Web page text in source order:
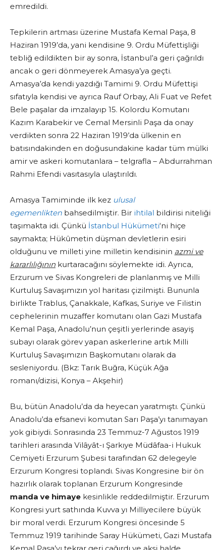
emredildi.
Tepkilerin artması üzerine Mustafa Kemal Paşa, 8
Haziran 1919’da, yani kendisine 9. Ordu Müfettişliği
tebliğ edildikten bir ay sonra, İstanbul’a geri çağrıldı
ancak o geri dönmeyerek Amasya’ya geçti.
Amasya’da kendi yazdığı Tamimi 9. Ordu Müfettişi
sıfatıyla kendisi ve ayrıca Rauf Orbay, Ali Fuat ve Refet
Bele paşalar da imzalayıp 15. Kolordu Komutanı
Kazım Karabekir ve Cemal Mersinli Paşa da onay
verdikten sonra 22 Haziran 1919’da ülkenin en
batısındakinden en doğusundakine kadar tüm mülki
amir ve askeri komutanlara – telgrafla – Abdurrahman
Rahmi Efendi vasıtasıyla ulaştırıldı.
Amasya Tamiminde ilk kez ulusal
egemenlikten bahsedilmiştir. Bir ihtilal bildirisi niteliği
taşımakta idi. Çünkü İstanbul Hükümeti‘ni hiçe
saymakta; Hükûmetin düşman devletlerin esiri
olduğunu ve milleti yine milletin kendisinin azmi ve
kararlılığının kurtaracağını söylemekte idi. Ayrıca,
Erzurum ve Sivas Kongreleri de planlanmış ve Milli
Kurtuluş Savaşımızın yol haritası çizilmişti. Bununla
birlikte Trablus, Çanakkale, Kafkas, Suriye ve Filistin
cephelerinin muzaffer komutanı olan Gazi Mustafa
Kemal Paşa, Anadolu’nun çeşitli yerlerinde asayiş
subayı olarak görev yapan askerlerine artık Milli
Kurtuluş Savaşımızın Başkomutanı olarak da
sesleniyordu. (Bkz: Tarık Buğra, Küçük Ağa
romanı/dizisi, Konya – Akşehir)
Bu, bütün Anadolu’da da heyecan yaratmıştı. Çünkü
Anadolu’da efsanevi komutan Sarı Paşa’yı tanımayan
yok gibiydi. Sonrasında 23 Temmuz-7 Ağustos 1919
tarihleri arasında Vilâyât-ı Şarkıye Müdâfaa-i Hukuk
Cemiyeti Erzurum Şubesi tarafından 62 delegeyle
Erzurum Kongresi toplandı. Sivas Kongresine bir ön
hazırlık olarak toplanan Erzurum Kongresinde
manda ve himaye kesinlikle reddedilmiştir. Erzurum
Kongresi yurt sathında Kuvva yı Milliyecilere büyük
bir moral verdi. Erzurum Kongresi öncesinde 5
Temmuz 1919 tarihinde Saray Hükümeti, Gazi Mustafa